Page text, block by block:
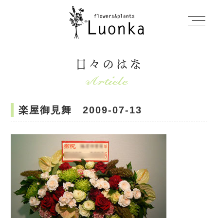
日々のはな
楽屋御見舞 2009-07-13